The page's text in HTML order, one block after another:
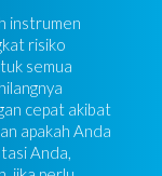
instrumen
risiko
semua
cepat akibat
apakah Anda
Anda,